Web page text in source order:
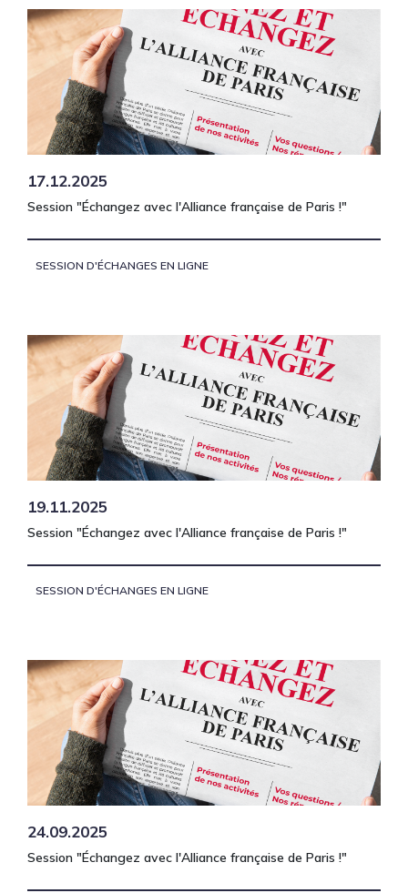
17.12.2025
Session "Échangez avec l'Alliance française de Paris !"
SESSION D'ÉCHANGES EN LIGNE
19.11.2025
Session "Échangez avec l'Alliance française de Paris !"
SESSION D'ÉCHANGES EN LIGNE
24.09.2025
Session "Échangez avec l'Alliance française de Paris !"